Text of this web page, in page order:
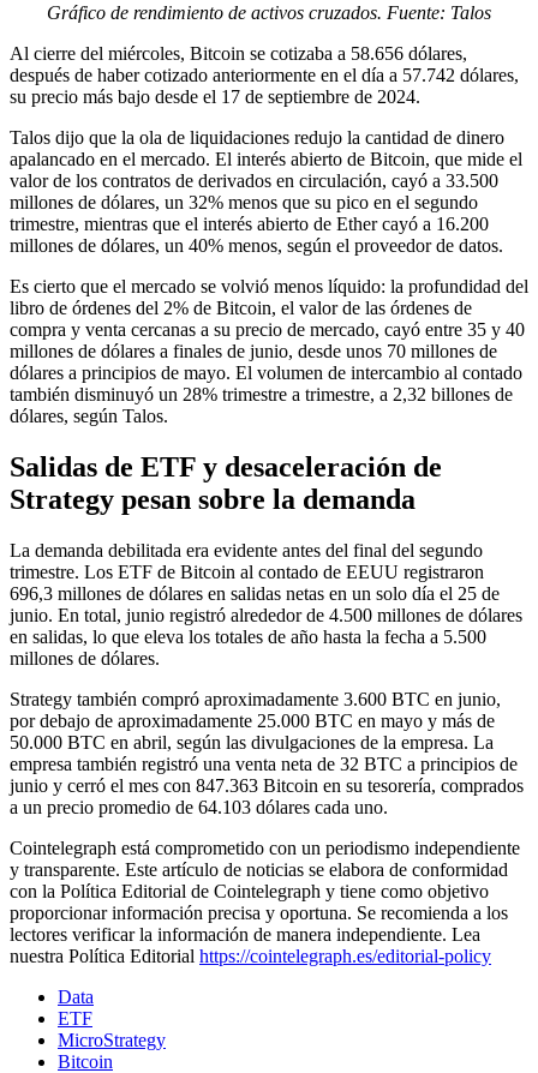
Gráfico de rendimiento de activos cruzados. Fuente: Talos
Al cierre del miércoles, Bitcoin se cotizaba a 58.656 dólares,
después de haber cotizado anteriormente en el día a 57.742 dólares,
su precio más bajo desde el 17 de septiembre de 2024.
Talos dijo que la ola de liquidaciones redujo la cantidad de dinero
apalancado en el mercado. El interés abierto de Bitcoin, que mide el
valor de los contratos de derivados en circulación, cayó a 33.500
millones de dólares, un 32% menos que su pico en el segundo
trimestre, mientras que el interés abierto de Ether cayó a 16.200
millones de dólares, un 40% menos, según el proveedor de datos.
Es cierto que el mercado se volvió menos líquido: la profundidad del
libro de órdenes del 2% de Bitcoin, el valor de las órdenes de
compra y venta cercanas a su precio de mercado, cayó entre 35 y 40
millones de dólares a finales de junio, desde unos 70 millones de
dólares a principios de mayo. El volumen de intercambio al contado
también disminuyó un 28% trimestre a trimestre, a 2,32 billones de
dólares, según Talos.
Salidas de ETF y desaceleración de
Strategy pesan sobre la demanda
La demanda debilitada era evidente antes del final del segundo
trimestre. Los ETF de Bitcoin al contado de EEUU registraron
696,3 millones de dólares en salidas netas en un solo día el 25 de
junio. En total, junio registró alrededor de 4.500 millones de dólares
en salidas, lo que eleva los totales de año hasta la fecha a 5.500
millones de dólares.
Strategy también compró aproximadamente 3.600 BTC en junio,
por debajo de aproximadamente 25.000 BTC en mayo y más de
50.000 BTC en abril, según las divulgaciones de la empresa. La
empresa también registró una venta neta de 32 BTC a principios de
junio y cerró el mes con 847.363 Bitcoin en su tesorería, comprados
a un precio promedio de 64.103 dólares cada uno.
Cointelegraph está comprometido con un periodismo independiente
y transparente. Este artículo de noticias se elabora de conformidad
con la Política Editorial de Cointelegraph y tiene como objetivo
proporcionar información precisa y oportuna. Se recomienda a los
lectores verificar la información de manera independiente. Lea
nuestra Política Editorial https://cointelegraph.es/editorial-policy
Data
ETF
MicroStrategy
Bitcoin